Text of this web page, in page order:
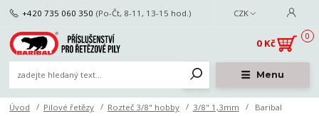
Menu
CZK
+420 735 060 350 (Po-Čt, 8-11, 13-15 hod.)
0
0 Kč
Úvod Pilové řetězy Rozteč 3/8" hobby 3/8" 1,3mm
Baribal